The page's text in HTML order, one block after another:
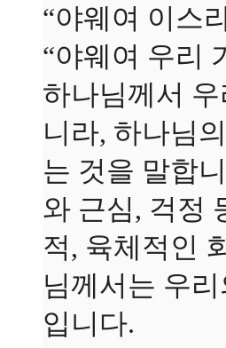
“야웨여 이스
“야웨여 우리
하나님께서
니라, 하나님
는 것을 말합
와 근심, 걱정
적, 육체적인
님께서는 우
입니다.